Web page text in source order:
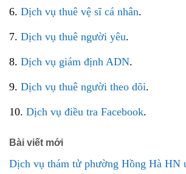
6. Dịch vụ thuê vệ sĩ cá nhân.
7. Dịch vụ thuê người yêu.
8. Dịch vụ giám định ADN.
9. Dịch vụ thuê người theo dõi.
10. Dịch vụ điều tra Facebook.
Bài viết mới
Dịch vụ thám tử phường Hồng Hà HN